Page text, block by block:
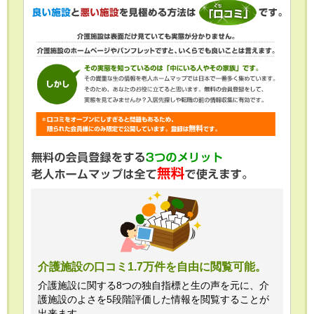
介護施設の口コミ1.7万件を自由に閲覧可能。
介護施設に関する8つの独自指標と生の声を元に、介
護施設のよさを5段階評価した情報を閲覧することが